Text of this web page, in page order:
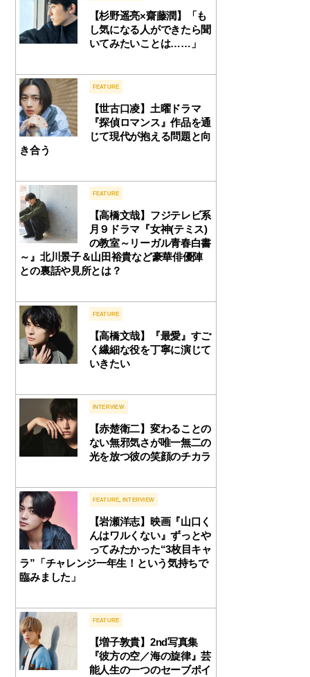
【杉野遥亮×齋藤潤】「も
し気になる人ができたら聞
いてみたいことは……」
FEATURE
【世古口凌】土曜ドラマ
『探偵ロマンス』作品を通
じて現代が抱える問題と向
き合う
FEATURE
【高橋文哉】フジテレビ系
月９ドラマ『女神(テミス)
の教室～リーガル青春白書
～』北川景子＆山田裕貴など豪華俳優陣
との裏話や見所とは？
FEATURE
【高橋文哉】『最愛』すご
く繊細な役を丁寧に演じて
いきたい
INTERVIEW
【赤楚衛二】変わることの
ない無邪気さが唯一無二の
光を放つ彼の笑顔のチカラ
FEATURE, INTERVIEW
【岩瀬洋志】映画『山口く
んはワルくない』ずっとや
ってみたかった“3枚目キャ
ラ”「チャレンジ一年生！という気持ちで
臨みました」
FEATURE
【増子敦貴】2nd写真集
『彼方の空／海の旋律』芸
能人生の一つのセーブポイ